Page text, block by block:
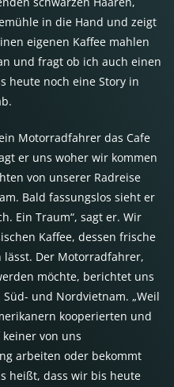
in die Hand und zeigt
eigenen Kaffee mahlen
und fragt ob ich auch einen
heute noch eine Story in
Motorradfahrer das Cafe
er uns woher wir kommen
von unserer Radreise
Bald fassungslos sieht er
Ein Traum“, sagt er. Wir
Kaffee, dessen frische
Der Motorradfahrer,
möchte, berichtet uns
und Nordvietnam. „Weil
kooperierten und
von uns
arbeiten oder bekommt
heißt, dass wir bis heute